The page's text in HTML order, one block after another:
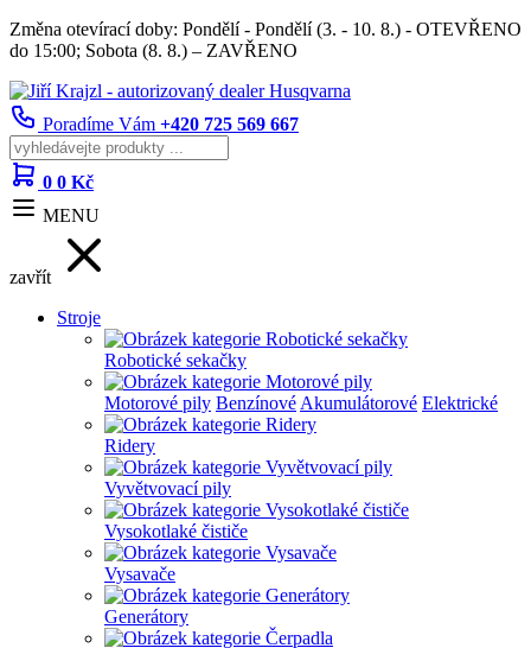
Změna otevírací doby: Pondělí - Pondělí (3. - 10. 8.) - OTEVŘENO
do 15:00; Sobota (8. 8.) – ZAVŘENO
Poradíme Vám +420 725 569 667
0 0 Kč
MENU
zavřít
Stroje
Robotické sekačky
Motorové pily Benzínové Akumulátorové Elektrické
Ridery
Vyvětvovací pily
Vysokotlaké čističe
Vysavače
Generátory